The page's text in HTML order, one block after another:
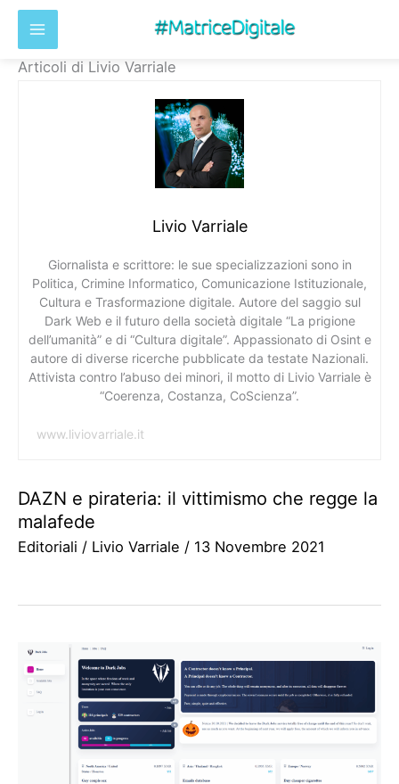
VaiArticoli di Livio Varriale
Livio Varriale
Giornalista e scrittore: le sue specializzazioni sono in
Politica, Crimine Informatico, Comunicazione Istituzionale,
Cultura e Trasformazione digitale. Autore del saggio sul
Dark Web e il futuro della società digitale “La prigione
dell’umanità” e di “Cultura digitale”. Appassionato di Osint e
autore di diverse ricerche pubblicate da testate Nazionali.
Attivista contro l’abuso dei minori, il motto di Livio Varriale è
“Coerenza, Costanza, CoScienza”.
www.liviovarriale.it
DAZN e pirateria: il vittimismo che regge la
malafede
Editoriali / Livio Varriale / 13 Novembre 2021